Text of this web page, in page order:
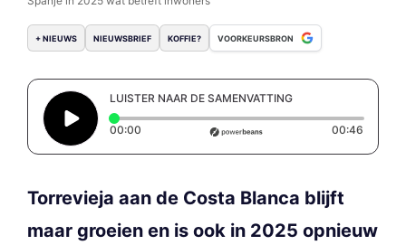
+ NIEUWS NIEUWSBRIEF KOFFIE? VOORKEURSBRON
LUISTER NAAR DE SAMENVATTING
00:00 Elapsed time: 0 seconds 00:46
Torrevieja aan de Costa Blanca blijft
maar groeien en is ook in 2025 opnieuw